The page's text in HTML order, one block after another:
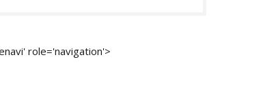
role='navigation'>